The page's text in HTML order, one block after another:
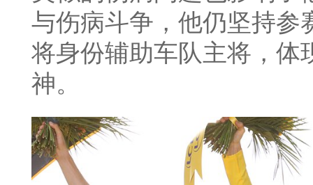
与伤病斗争，他仍坚持参
将身份辅助车队主将，体
神。